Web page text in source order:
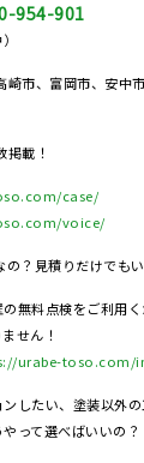
954-901
崎市、富岡市、安中
載！
case/
voice/
？見積りだけでも
無料点検をご利用く
せん！
urabe-toso.com/
したい、塗装以外
って選べばいいの？